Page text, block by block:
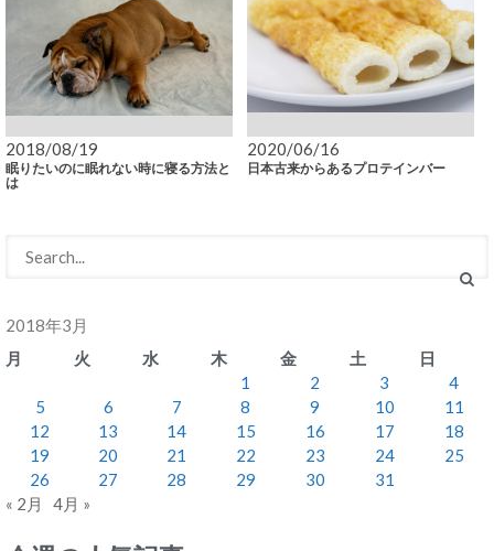
2018/08/19
眠りたいのに眠れない時に寝る方法と
は
2020/06/16
日本古来からあるプロテインバー
2018年3月
月
火 水 木 金 土
日
1
2 3
4
5
6 7 8 9 10
11
12
13 14 15 16 17
18
19
20 21 22 23 24
25
26
27 28 29 30
31
« 2月
4月 »